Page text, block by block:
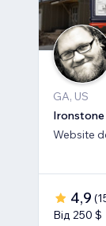
GA, US
Website
4,9 (
Від 250 $